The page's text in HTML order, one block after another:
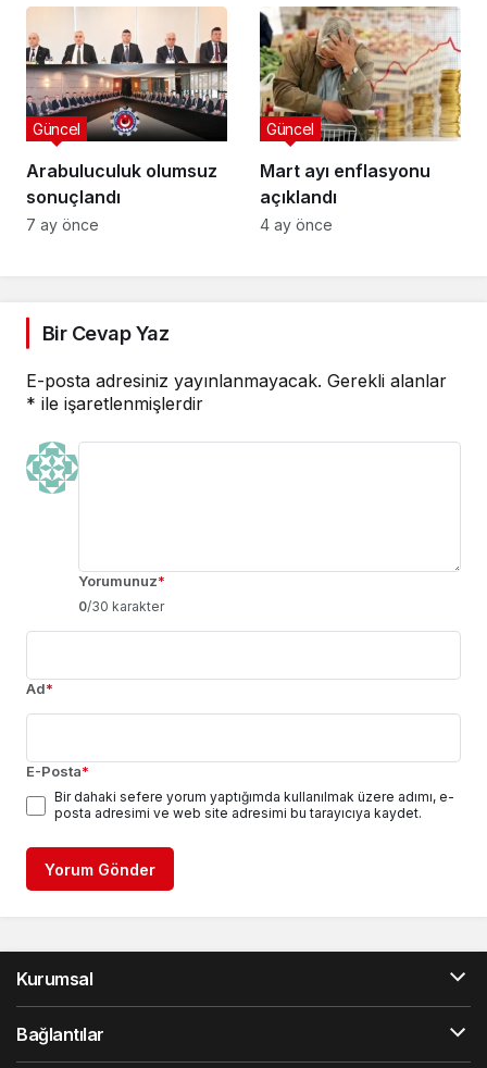
Arabuluculuk olumsuz
sonuçlandı
Güncel
7 ay önce
Mart ayı enflasyonu
açıklandı
Güncel
4 ay önce
Bir Cevap Yaz
E-posta adresiniz yayınlanmayacak. Gerekli alanlar
* ile işaretlenmişlerdir
Yorumunuz*
0/30 karakter
Ad*
E-Posta*
Bir dahaki sefere yorum yaptığımda kullanılmak üzere adımı, e-
posta adresimi ve web site adresimi bu tarayıcıya kaydet.
Yorum Gönder
Kurumsal
Bağlantılar